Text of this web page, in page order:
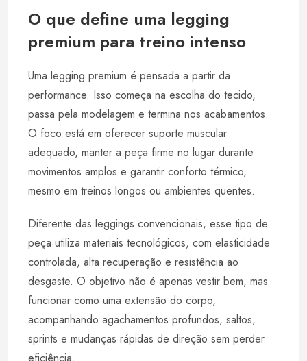
O que define uma legging
premium para treino intenso
Uma legging premium é pensada a partir da
performance. Isso começa na escolha do tecido,
passa pela modelagem e termina nos acabamentos.
O foco está em oferecer suporte muscular
adequado, manter a peça firme no lugar durante
movimentos amplos e garantir conforto térmico,
mesmo em treinos longos ou ambientes quentes.
Diferente das leggings convencionais, esse tipo de
peça utiliza materiais tecnológicos, com elasticidade
controlada, alta recuperação e resistência ao
desgaste. O objetivo não é apenas vestir bem, mas
funcionar como uma extensão do corpo,
acompanhando agachamentos profundos, saltos,
sprints e mudanças rápidas de direção sem perder
eficiência.